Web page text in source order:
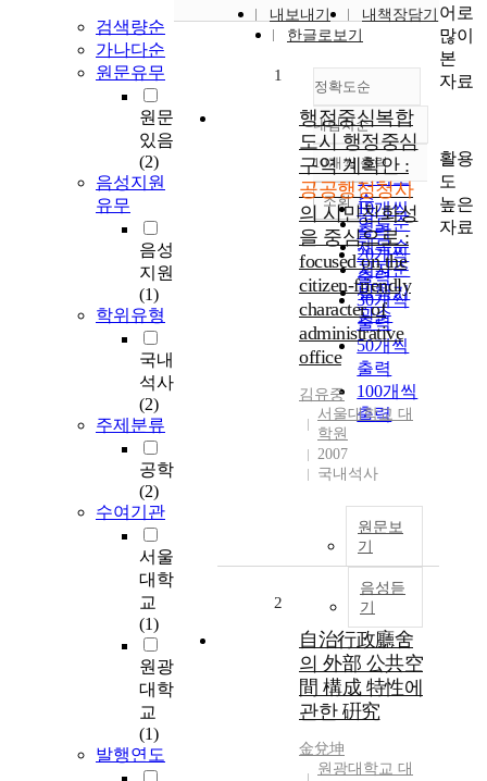
검색량순
가나다순
원문유무
원문
있음
(2)
음성지원
유무
음성
지원
(1)
학위유형
국내
석사
(2)
주제분류
공학
(2)
수여기관
서울
대학
교
(1)
원광
대학
교
(1)
발행연도
내보내기
내책장담기
한글로보기
정확도순
정확도
순
인기도
순
연도순
제목순
저자순
발행기
관순
내림차순
내림차순
10개씩 출력
10개씩
출력
20개씩
출력
30개씩
출력
50개씩
출력
100개씩
출력
조회
1
행정중심복합
도시 행정중심
구역 계획안 :
공공행정청사
의 시민친화성
을 중심으로 :
focused on the
citizen-friendly
character of
administrative
office
김유중
서울대학교 대
학원
2007
국내석사
원문보
기
음성듣
기
2
自治行政廳舍
의 外部 公共空
間 構成 特性에
관한 硏究
金兌坤
원광대학교 대
어로
많이
본
자료
활용
도
높은
자료